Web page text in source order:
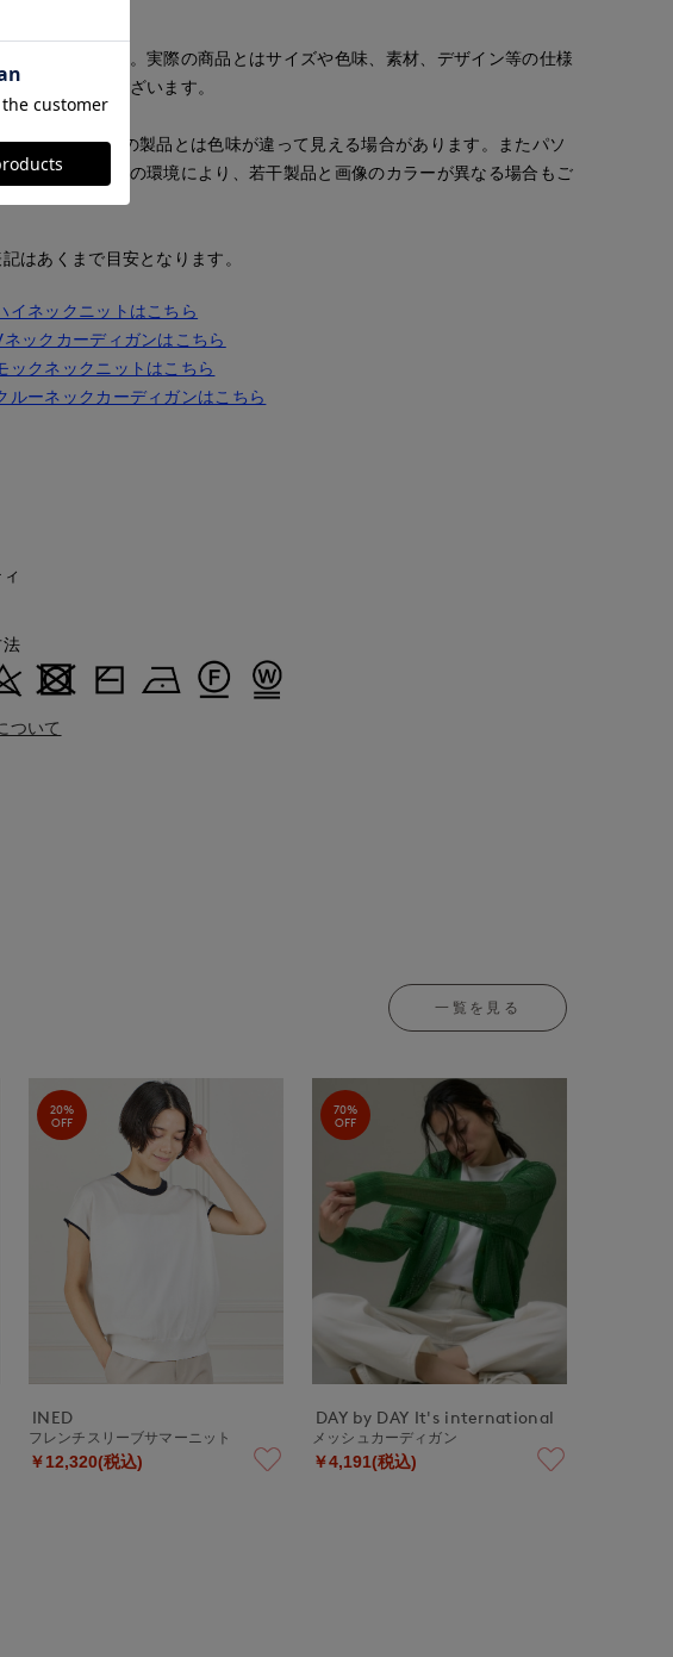
158cm
はサンプルです。実際の商品とはサイズや色味、素材、デザイン等の仕様
になる場合がございます。
により、実際の製品とは色味が違って見える場合があります。またパソ
ートフォンなどの環境により、若干製品と画像のカラーが異なる場合もご
はあくまで目安となります。
イネックニットはこちら
ックカーディガンはこちら
ックネックニットはこちら
ルーネックカーディガンはこちら
ついて
一覧を見る
20%
OFF
INED
フレンチスリーブサマーニット
￥12,320(税込)
70%
OFF
DAY by DAY It's international
メッシュカーディガン
￥4,191(税込)